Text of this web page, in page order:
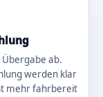
ab.
werden klar
mehr fahrbereit